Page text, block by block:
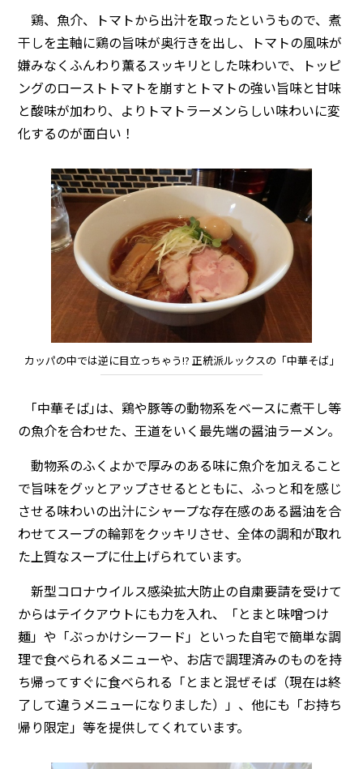
鶏、魚介、トマトから出汁を取ったというもので、煮
干しを主軸に鶏の旨味が奥行きを出し、トマトの風味が
嫌みなくふんわり薫るスッキリとした味わいで、トッピ
ングのローストトマトを崩すとトマトの強い旨味と甘味
と酸味が加わり、よりトマトラーメンらしい味わいに変
化するのが面白い！
カッパの中では逆に目立っちゃう!? 正統派ルックスの「中華そば」
｢中華そば｣は、鶏や豚等の動物系をベースに煮干し等
の魚介を合わせた、王道をいく最先端の醤油ラーメン。
動物系のふくよかで厚みのある味に魚介を加えること
で旨味をグッとアップさせるとともに、ふっと和を感じ
させる味わいの出汁にシャープな存在感のある醤油を合
わせてスープの輪郭をクッキリさせ、全体の調和が取れ
た上質なスープに仕上げられています。
新型コロナウイルス感染拡大防止の自粛要請を受けて
からはテイクアウトにも力を入れ、「とまと味噌つけ
麺」や「ぶっかけシーフード」といった自宅で簡単な調
理で食べられるメニューや、お店で調理済みのものを持
ち帰ってすぐに食べられる「とまと混ぜそば（現在は終
了して違うメニューになりました）」、他にも「お持ち
帰り限定」等を提供してくれています。